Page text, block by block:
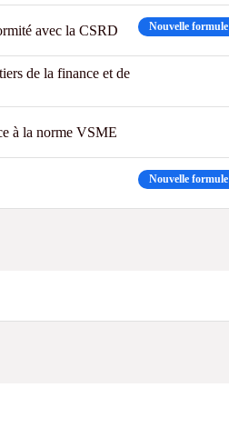
avec la CSRD Nouvelle formule
de la finance et de
à la norme VSME
Nouvelle formule